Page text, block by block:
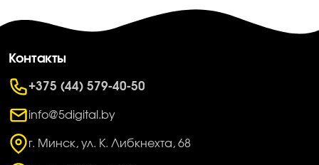
Контакты
+375 (44) 579-40-50
info@5digital.by
г. Минск, ул. К. Либкнехта, 68